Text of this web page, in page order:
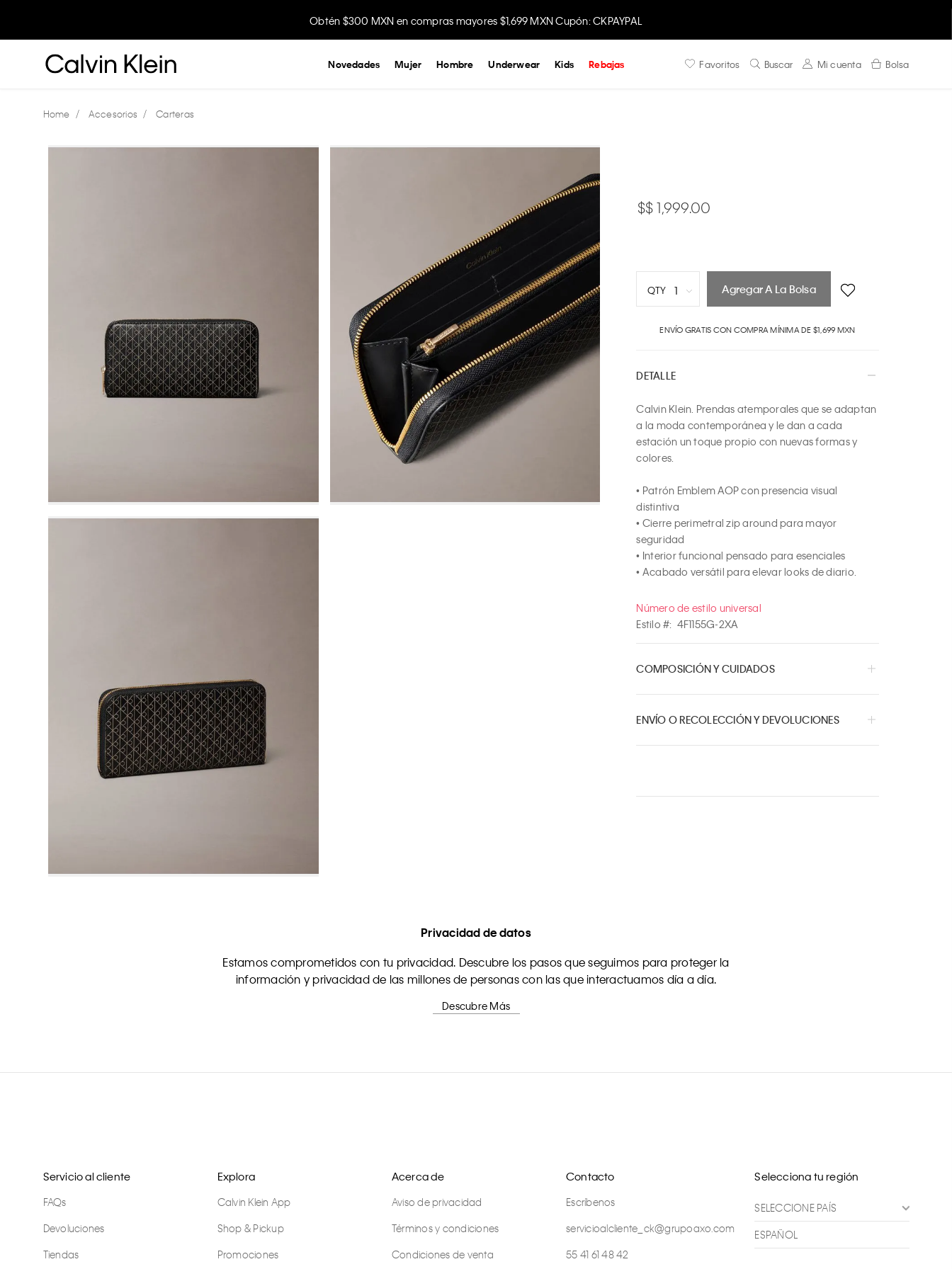
Obtén $300 MXN en compras mayores $1,699 MXN Cupón: CKPAYPAL
Disfruta envío gratis comprando en la app.
Favoritos Buscar Mi cuenta Bolsa
Novedades Mujer Hombre Underwear Kids Rebajas
Accesorios Carteras
$ 1,999.00
QTY 1
6
7
8
9
Agregar A La Bolsa
ENVÍO GRATIS CON COMPRA MÍNIMA DE $1,699 MXN
DETALLE
Calvin Klein. Prendas atemporales que se adaptan
a la moda contemporánea y le dan a cada
estación un toque propio con nuevas formas y
colores.
• Patrón Emblem AOP con presencia visual
distintiva
• Cierre perimetral zip around para mayor
seguridad
• Interior funcional pensado para esenciales
• Acabado versátil para elevar looks de diario.
Número de estilo universal
Estilo #: 4F1155G-2XA
COMPOSICIÓN Y CUIDADOS
ENVÍO O RECOLECCIÓN Y DEVOLUCIONES
Privacidad de datos
Estamos comprometidos con tu privacidad. Descubre los pasos que seguimos para proteger la
información y privacidad de las millones de personas con las que interactuamos día a día.
Descubre Más
Servicio al cliente
FAQs
Devoluciones
Tiendas
Explora
Calvin Klein App
Shop & Pickup
Promociones
Acerca de
Aviso de privacidad
Términos y condiciones
Condiciones de venta
Contacto
Escríbenos
servicioalcliente_ck@grupoaxo.com
55 41 61 48 42
Selecciona tu región
SELECCIONE PAÍS
ESPAÑOL